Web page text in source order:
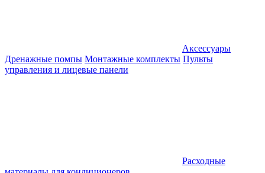
Аксессуары
Дренажные помпы Монтажные комплекты Пульты
управления и лицевые панели
Расходные